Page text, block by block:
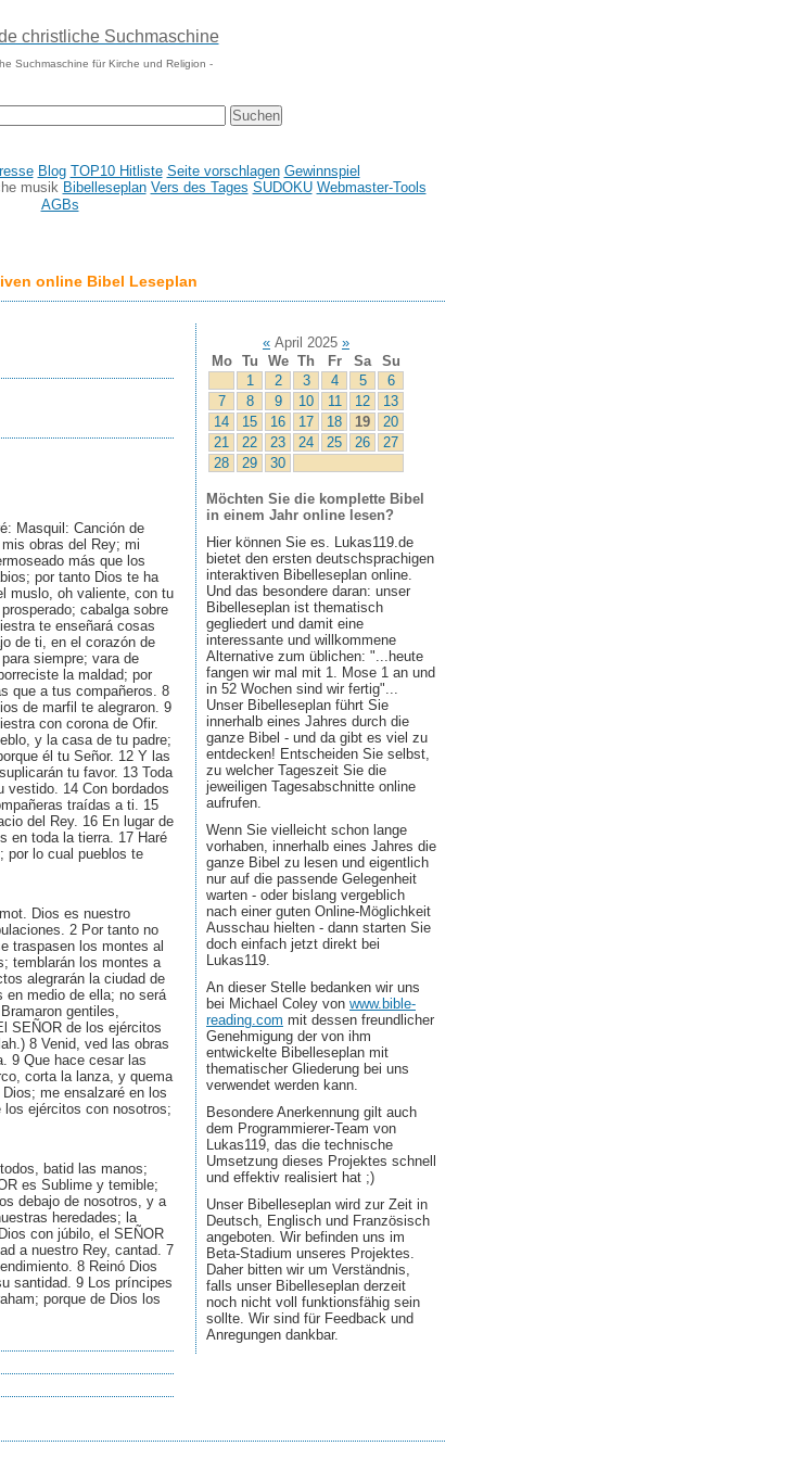
Suchmaschine für Kirche und Religion -
Blog TOP10 Hitliste Seite vorschlagen Gewinnspiel
Bibelleseplan Vers des Tages SUDOKU Webmaster-Tools
AGBs
online Bibel Leseplan
Masquil: Canción de
obras del Rey; mi
más que los
por tanto Dios te ha
muslo, oh valiente, con tu
cabalga sobre
te enseñará cosas
de ti, en el corazón de
siempre; vara de
la maldad; por
que a tus compañeros. 8
de marfil te alegraron. 9
con corona de Ofir.
y la casa de tu padre;
él tu Señor. 12 Y las
tu favor. 13 Toda
vestido. 14 Con bordados
traídas a ti. 15
del Rey. 16 En lugar de
en toda la tierra. 17 Haré
por lo cual pueblos te
Dios es nuestro
2 Por tanto no
traspasen los montes al
temblarán los montes a
alegrarán la ciudad de
en medio de ella; no será
gentiles,
SEÑOR de los ejércitos
8 Venid, ved las obras
9 Que hace cesar las
corta la lanza, y quema
me ensalzaré en los
ejércitos con nosotros;
batid las manos;
es Sublime y temible;
debajo de nosotros, y a
heredades; la
con júbilo, el SEÑOR
a nuestro Rey, cantad. 7
8 Reinó Dios
santidad. 9 Los príncipes
porque de Dios los
« April 2025 »
Mo
Tu We Th Fr Sa
Su
1
2 3 4 5
6
7
8 9 10 11 12
13
14
15 16 17 18 19
20
21
22 23 24 25 26
27
28
29 30
Möchten Sie die komplette Bibel
in einem Jahr online lesen?
Hier können Sie es. Lukas119.de
bietet den ersten deutschsprachigen
interaktiven Bibelleseplan online.
Und das besondere daran: unser
Bibelleseplan ist thematisch
gegliedert und damit eine
interessante und willkommene
Alternative zum üblichen: "...heute
fangen wir mal mit 1. Mose 1 an und
in 52 Wochen sind wir fertig"...
Unser Bibelleseplan führt Sie
innerhalb eines Jahres durch die
ganze Bibel - und da gibt es viel zu
entdecken! Entscheiden Sie selbst,
zu welcher Tageszeit Sie die
jeweiligen Tagesabschnitte online
aufrufen.
Wenn Sie vielleicht schon lange
vorhaben, innerhalb eines Jahres die
ganze Bibel zu lesen und eigentlich
nur auf die passende Gelegenheit
warten - oder bislang vergeblich
nach einer guten Online-Möglichkeit
Ausschau hielten - dann starten Sie
doch einfach jetzt direkt bei
Lukas119.
An dieser Stelle bedanken wir uns
bei Michael Coley von www.bible-
reading.com mit dessen freundlicher
Genehmigung der von ihm
entwickelte Bibelleseplan mit
thematischer Gliederung bei uns
verwendet werden kann.
Besondere Anerkennung gilt auch
dem Programmierer-Team von
Lukas119, das die technische
Umsetzung dieses Projektes schnell
und effektiv realisiert hat ;)
Unser Bibelleseplan wird zur Zeit in
Deutsch, Englisch und Französisch
angeboten. Wir befinden uns im
Beta-Stadium unseres Projektes.
Daher bitten wir um Verständnis,
falls unser Bibelleseplan derzeit
noch nicht voll funktionsfähig sein
sollte. Wir sind für Feedback und
Anregungen dankbar.